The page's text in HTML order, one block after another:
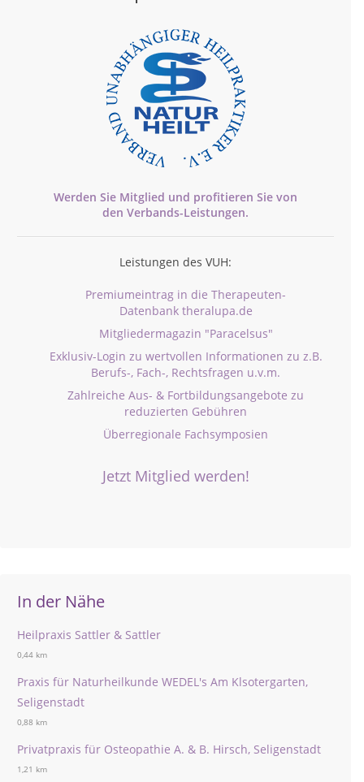
Werden Sie Mitglied und profitieren Sie von
den Verbands-Leistungen.
Leistungen des VUH:
Premiumeintrag in die Therapeuten-
Datenbank theralupa.de
Mitgliedermagazin "Paracelsus"
Exklusiv-Login zu wertvollen Informationen zu z.B.
Berufs-, Fach-, Rechtsfragen u.v.m.
Zahlreiche Aus- & Fortbildungsangebote zu
reduzierten Gebühren
Überregionale Fachsymposien
Jetzt Mitglied werden!
In der Nähe
Heilpraxis Sattler & Sattler
0,44 km
Praxis für Naturheilkunde WEDEL's Am Klsotergarten,
Seligenstadt
0,88 km
Privatpraxis für Osteopathie A. & B. Hirsch, Seligenstadt
1,21 km